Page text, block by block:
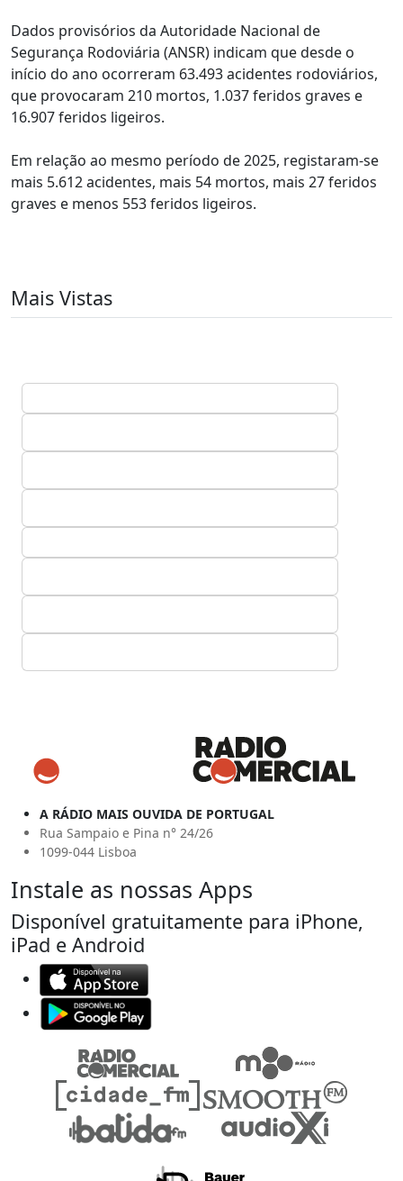
Dados provisórios da Autoridade Nacional de
Segurança Rodoviária (ANSR) indicam que desde o
início do ano ocorreram 63.493 acidentes rodoviários,
que provocaram 210 mortos, 1.037 feridos graves e
16.907 feridos ligeiros.
Em relação ao mesmo período de 2025, registaram-se
mais 5.612 acidentes, mais 54 mortos, mais 27 feridos
graves e menos 553 feridos ligeiros.
Mais Vistas
A RÁDIO MAIS OUVIDA DE PORTUGAL
Rua Sampaio e Pina n° 24/26
1099-044 Lisboa
Instale as nossas Apps
Disponível gratuitamente para iPhone,
iPad e Android